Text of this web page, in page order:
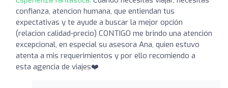
confianza, atencion humana, que entiendan tus
expectativas y te ayude a buscar la mejor opción
(relacion calidad-precio) CONTIGO me brindo una atención
excepcional, en especial su asesora Ana, quien estuvo
atenta a mis requerimientos y por ello recomiendo a
esta agencia de viajes❤️